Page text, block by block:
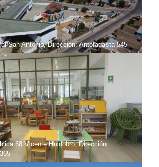
San Antonio, Dirección: Antofagasta 545
68 Vicente Huidobro, Dirección: